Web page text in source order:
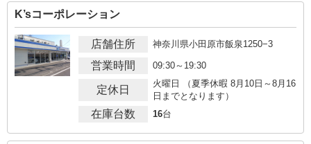
K’sコーポレーション
店舗住所 神奈川県小田原市飯泉1250−3
営業時間 09:30～19:30
定休日
火曜日 （夏季休暇 8月10日～8月16
日までとなります）
在庫台数 16台